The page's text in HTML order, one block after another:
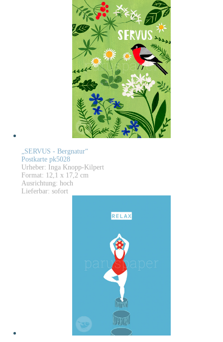
„SERVUS - Bergnatur“
Postkarte pk5028
Urheber: Inga Knopp-Kilpert
Format: 12,1 x 17,2 cm
Ausrichtung: hoch
Lieferbar: sofort